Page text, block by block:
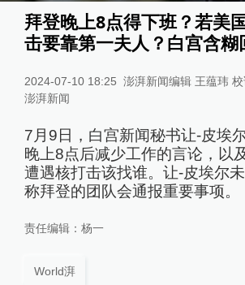
拜登晚上8点得下班？若美
击要靠第一夫人？白宫含糊
2024-07-10 18:25 澎湃新闻编辑 王蕴玮
澎湃新闻
7月9日，白宫新闻秘书让-皮埃
晚上8点后减少工作的言论，以
遭遇核打击该找谁。让-皮埃尔
称拜登的团队会通报重要事项。
责任编辑： 杨一
World湃